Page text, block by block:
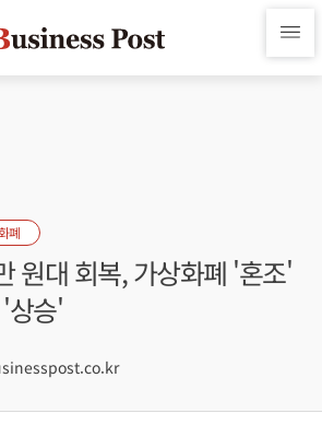
폐
원대 회복, 가상화폐 '혼조'
상승'